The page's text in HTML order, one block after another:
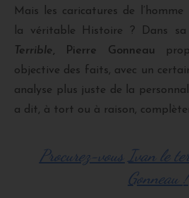
Mais les caricatures de l’homme
la véritable Histoire ? Dans sa
Terrible, Pierre Gonneau
objective des faits, avec un
analyse plus juste de la
a dit, à tort ou à raison,
Procurez-vous Ivan le
Gonneau !